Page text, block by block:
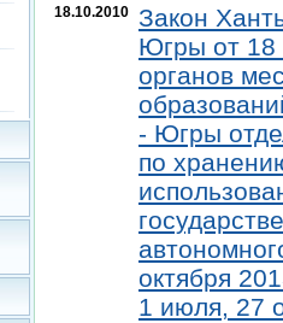
18.10.2010
Закон
Югры от 18
органов
- Югры
по
октября
1 июля, 27